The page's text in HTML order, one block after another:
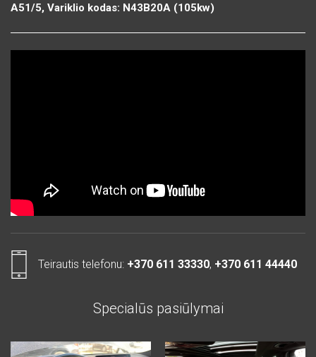
A51/5, Variklio kodas: N43B20A (105kw)
Teirautis telefonu: +370 611 33330, +370 611 44440
Specialūs pasiūlymai